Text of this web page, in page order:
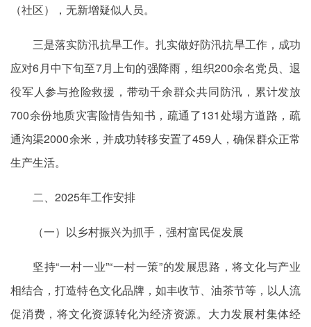
（社区），无新增疑似人员。
三是落实防汛抗旱工作。扎实做好防汛抗旱工作，成功
应对6月中下旬至7月上旬的强降雨，组织200余名党员、退
役军人参与抢险救援，带动千余群众共同防汛，累计发放
700余份地质灾害险情告知书，疏通了131处塌方道路，疏
通沟渠2000余米，并成功转移安置了459人，确保群众正常
生产生活。
二、2025年工作安排
（一）以乡村振兴为抓手，强村富民促发展
坚持“一村一业”“一村一策”的发展思路，将文化与产业
相结合，打造特色文化品牌，如丰收节、油茶节等，以人流
促消费，将文化资源转化为经济资源。大力发展村集体经